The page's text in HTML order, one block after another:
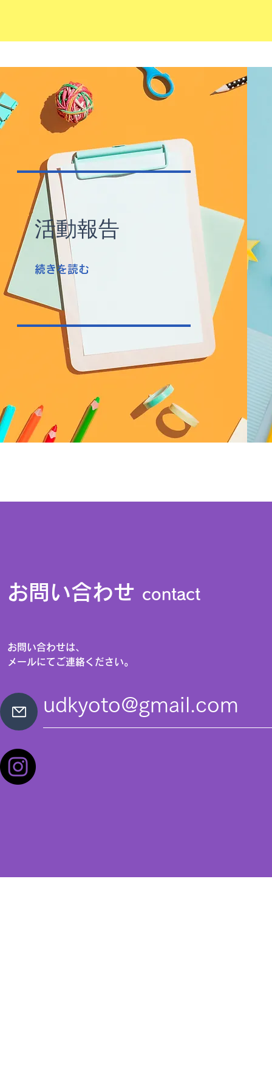
​活動報告
続きを読む
お問い合わせ contact
お問い合わせは、
メールにてご連絡ください。
udkyoto@gmail.com